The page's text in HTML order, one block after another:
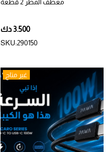
معطف المطر 2 قطعة
3.500 دك
SKU:290150
غير متاح